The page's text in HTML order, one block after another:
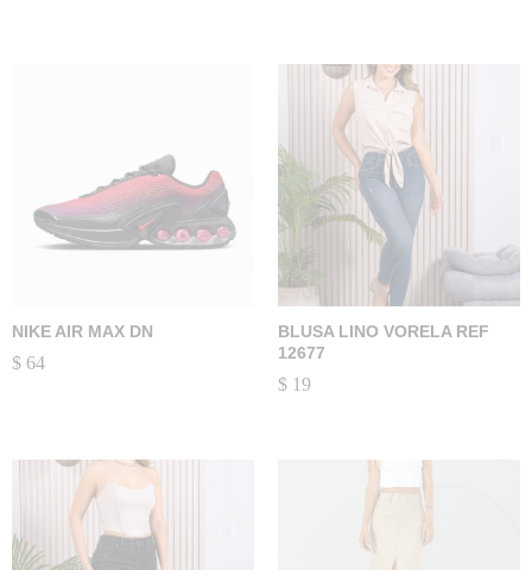
NIKE AIR MAX DN
$ 64
BLUSA LINO VORELA REF
12677
$ 19